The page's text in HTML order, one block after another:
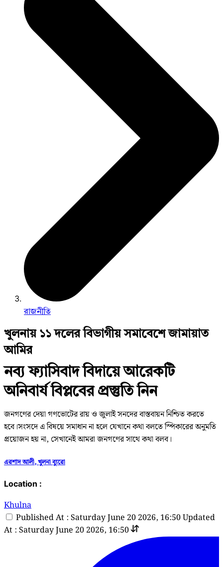
রাজনীতি
খুলনায় ১১ দলের বিভাগীয় সমাবেশে জামায়াত
আমির
নব্য ফ্যাসিবাদ বিদায়ে আরেকটি
অনিবার্য বিপ্লবের প্রস্তুতি নিন
জনগণের দেয়া গণভোটের রায় ও জুলাই সনদের বাস্তবায়ন নিশ্চিত করতে
হবে।সংসদে এ বিষয়ে সমাধান না হলে যেখানে কথা বলতে স্পিকারের অনুমতি
প্রয়োজন হয় না, সেখানেই আমরা জনগণের সাথে কথা বলব।
এরশাদ আলী, খুলনা ব্যুরো
Location :
Khulna
Published At : Saturday June 20 2026, 16:50Updated
At : Saturday June 20 2026, 16:50